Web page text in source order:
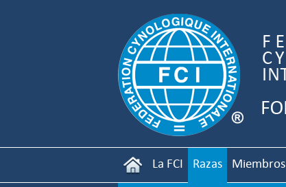
La FCI Razas Miembros